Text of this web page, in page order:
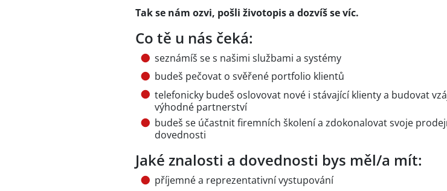
Tak se nám ozvi, pošli životopis a dozvíš se víc.
Co tě u nás čeká:
seznámíš se s našimi službami a systémy
budeš pečovat o svěřené portfolio klientů
telefonicky budeš oslovovat nové i stávající klienty a budovat
výhodné partnerství
budeš se účastnit firemních školení a zdokonalovat svoje
dovednosti
Jaké znalosti a dovednosti bys měl/a mít:
příjemné a reprezentativní vystupování